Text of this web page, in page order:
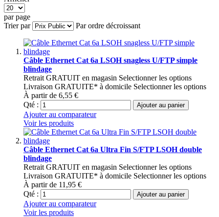
par page
Trier par
Par ordre décroissant
Câble Ethernet Cat 6a LSOH snagless U/FTP simple
blindage
Retrait GRATUIT en magasin Selectionner les options
Livraison GRATUITE* à domicile Selectionner les options
À partir de 6,55 €
Qté :
Ajouter au panier
Ajouter au comparateur
Voir les produits
Câble Ethernet Cat 6a Ultra Fin S/FTP LSOH double
blindage
Retrait GRATUIT en magasin Selectionner les options
Livraison GRATUITE* à domicile Selectionner les options
À partir de 11,95 €
Qté :
Ajouter au panier
Ajouter au comparateur
Voir les produits